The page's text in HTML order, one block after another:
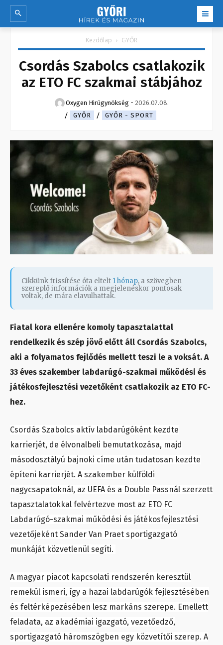
Kezdőlap GYŐR
Csordás Szabolcs csatlakozik
az ETO FC szakmai stábjához
Oxygen Hirügynökség - 2026.07.08.
GYŐR
GYŐR - SPORT
Cikkünk frissítése óta eltelt 1 hónap, a szövegben
szereplő információk a megjelenéskor pontosak
voltak, de mára elavulhattak.
Fiatal kora ellenére komoly tapasztalattal
rendelkezik és szép jövő előtt áll Csordás Szabolcs,
aki a folyamatos fejlődés mellett teszi le a voksát. A
33 éves szakember labdarúgó-szakmai működési és
játékosfejlesztési vezetőként csatlakozik az ETO FC-
hez.
Csordás Szabolcs aktív labdarúgóként kezdte
karrierjét, de élvonalbeli bemutatkozása, majd
másodosztályú bajnoki címe után tudatosan kezdte
építeni karrierjét. A szakember külföldi
nagycsapatoknál, az UEFA és a Double Passnál szerzett
tapasztalatokkal felvértezve most az ETO FC
Labdarúgó-szakmai működési és játékosfejlesztési
vezetőjeként Sander Van Praet sportigazgató
munkáját közvetlenül segíti.
A magyar piacot kapcsolati rendszerén keresztül
remekül ismeri, így a hazai labdarúgók fejlesztésében
és feltérképezésében lesz markáns szerepe. Emellett
feladata, az akadémiai igazgató, vezetőedző,
sportigazgató háromszögben egy közvetítői szerep. A